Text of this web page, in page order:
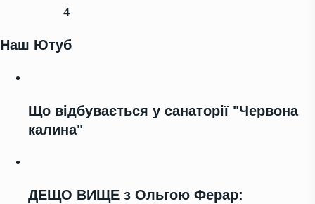
4
Наш Ютуб
Що відбувається у санаторії "Червона
калина"
ДЕЩО ВИЩЕ з Ольгою Ферар: